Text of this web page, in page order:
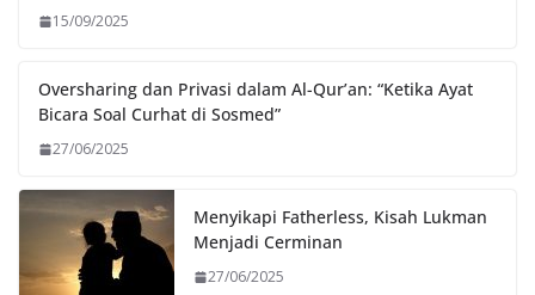
15/09/2025
Oversharing dan Privasi dalam Al-Qur’an: “Ketika Ayat
Bicara Soal Curhat di Sosmed”
27/06/2025
Menyikapi Fatherless, Kisah Lukman
Menjadi Cerminan
27/06/2025